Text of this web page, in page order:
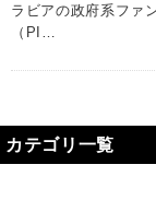
ラビアの政府系ファ
（PI…
カテゴリ一覧